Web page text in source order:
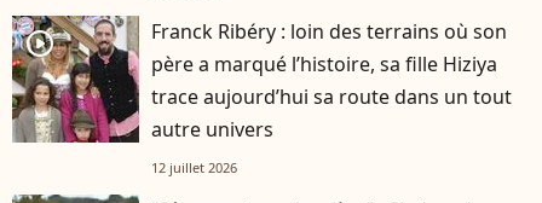
player2
Franck Ribéry : loin des terrains où son
père a marqué l’histoire, sa fille Hiziya
trace aujourd’hui sa route dans un tout
autre univers
12 juillet 2026